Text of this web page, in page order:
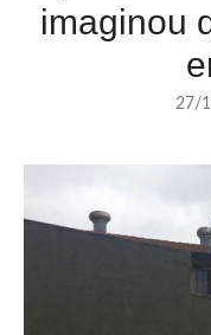
imaginou
27/